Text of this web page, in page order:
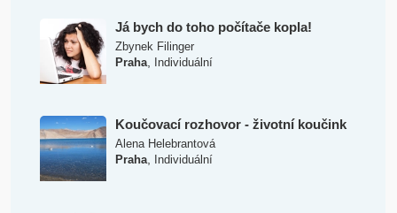
Já bych do toho počítače kopla!
Zbynek Filinger
Praha, Individuální
Koučovací rozhovor - životní koučink
Alena Helebrantová
Praha, Individuální